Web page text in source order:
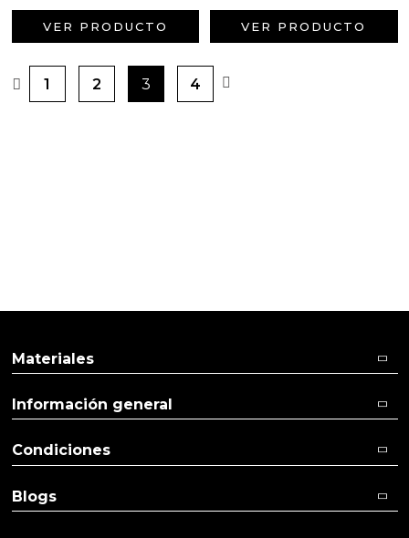
VER PRODUCTO VER PRODUCTO
1 2 3 4
Materiales
Información general
Condiciones
Blogs